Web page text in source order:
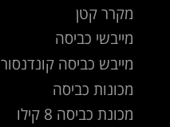
מקרר קטן
מייבשי כביסה
מייבש כביסה קונדנסור
מכונות כביסה
מכונת כביסה 8 קילו